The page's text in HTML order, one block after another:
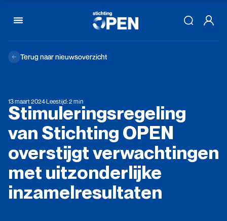
Terug naar nieuwsoverzicht
13 maart 2024·Leestijd: 2 min
Stimuleringsregeling
van Stichting OPEN
overstijgtverwachtingen
met uitzonderlijke
inzamelresultaten